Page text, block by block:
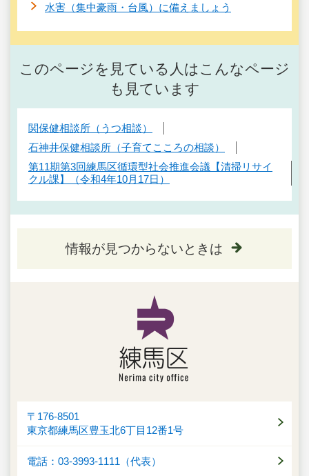
水害（集中豪雨・台風）に備えましょう
このページを見ている人はこんなページ
も見ています
関保健相談所（うつ相談）
石神井保健相談所（子育てこころの相談）
第11期第3回練馬区循環型社会推進会議【清掃リサイ
クル課】（令和4年10月17日）
情報が見つからないときは
〒176-8501
東京都練馬区豊玉北6丁目12番1号
電話：03-3993-1111（代表）